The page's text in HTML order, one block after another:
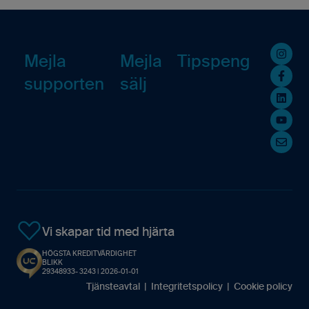
Övrigt
Avtal
Mejla
supporten
Mejla
sälj
Tipspeng
Vi skapar tid med hjärta
HÖGSTA KREDITVÄRDIGHET
BLIKK
29348933- 3243 | 2026-01-01
Tjänsteavtal Integritetspolicy Cookie policy